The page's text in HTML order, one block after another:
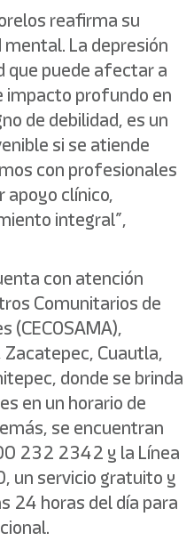
reafirma su
La depresión
que puede afectar a
impacto profundo en
de debilidad, es un
si se atiende
con profesionales
clínico,
integral”,
con atención
Comunitarios de
(CECOSAMA),
Zacatepec, Cuautla,
donde se brinda
en un horario de
se encuentran
232 2342 y la Línea
un servicio gratuito y
24 horas del día para